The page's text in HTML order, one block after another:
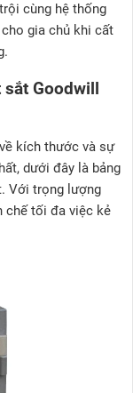
cùng hệ thống
gia chủ khi cất
Goodwill
kích thước và sự
dưới đây là bảng
Với trọng lượng
chế tối đa việc kẻ